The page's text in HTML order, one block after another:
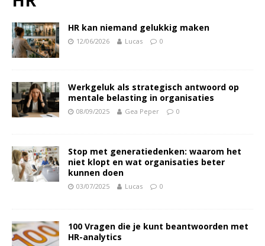
HR kan niemand gelukkig maken
12/06/2026 Lucas 0
Werkgeluk als strategisch antwoord op
mentale belasting in organisaties
08/09/2025 Gea Peper 0
Stop met generatiedenken: waarom het
niet klopt en wat organisaties beter
kunnen doen
03/07/2025 Lucas 0
100 Vragen die je kunt beantwoorden met
HR-analytics